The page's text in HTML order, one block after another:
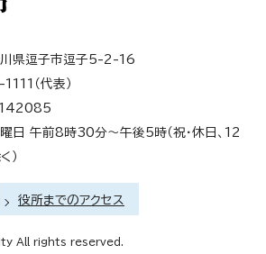
県逗子市逗子5-2-16
（代表）
日 午前8時30分～午後5時（祝・休日、12
）
役所までのアクセス
All rights reserved.